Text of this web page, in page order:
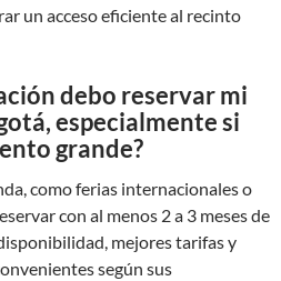
un acceso eficiente al recinto
debo reservar mi
especialmente si
grande?
como ferias internacionales o
con al menos 2 a 3 meses de
mejores tarifas y
según sus